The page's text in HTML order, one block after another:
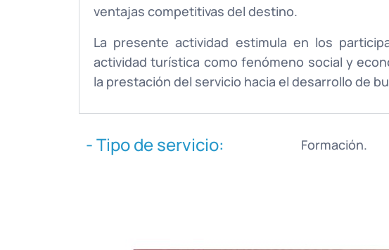
ventajas competitivas del destino.
La presente actividad estimula en los
actividad turística como fenómeno social y
la prestación del servicio hacia el desarrollo de
- Tipo de servicio: Formación.